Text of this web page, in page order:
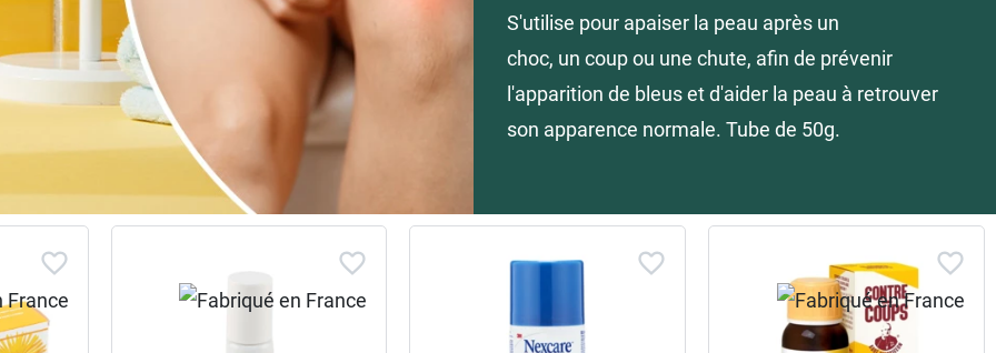
S'utilise pour apaiser la peau après un
choc, un coup ou une chute, afin de prévenir
l'apparition de bleus et d'aider la peau à retrouver
son apparence normale. Tube de 50g.